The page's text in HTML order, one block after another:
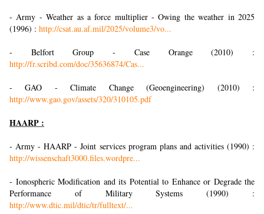
- Army - Weather as a force multiplier - Owing the weather in 2025
(1996) : http://csat.au.af.mil/2025/volume3/vo...
- Belfort Group - Case Orange (2010) :
http://fr.scribd.com/doc/35636874/Cas...
- GAO - Climate Change (Geoengineering) (2010) :
http://www.gao.gov/assets/320/310105.pdf
HAARP :
- Army - HAARP - Joint services program plans and activities (1990) :
http://wissenschaft3000.files.wordpre...
- Ionospheric Modification and its Potential to Enhance or Degrade the
Performance of Military Systems (1990) :
http://www.dtic.mil/dtic/tr/fulltext/...